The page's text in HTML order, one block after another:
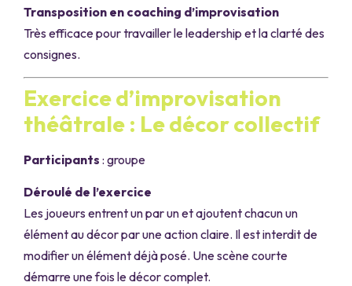
Transposition en coaching d’improvisation
Très efficace pour travailler le leadership et la clarté des
consignes.
Exercice d’improvisation
théâtrale : Le décor collectif
Participants : groupe
Déroulé de l’exercice
Les joueurs entrent un par un et ajoutent chacun un
élément au décor par une action claire. Il est interdit de
modifier un élément déjà posé. Une scène courte
démarre une fois le décor complet.